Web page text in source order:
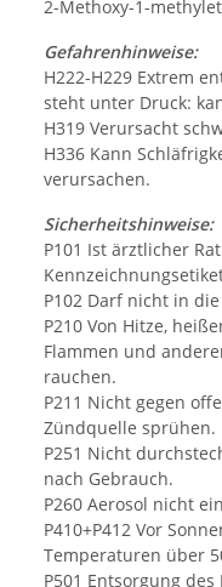
2-Methoxy-1-
Gefahrenhinweise:
H222-H229 Extrem
steht unter Druck:
H319 Verursacht
H336 Kann
verursachen.
Sicherheitshinweise:
P101 Ist ärztlicher
P102 Darf nicht in
P210 Von Hitze,
Flammen und
rauchen.
P211 Nicht gegen
Zündquelle sprühen.
P251 Nicht
nach Gebrauch.
P260 Aerosol nicht
P410+P412 Vor
Temperaturen über
P501 Entsorgung